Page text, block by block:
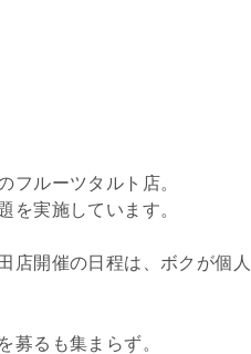
フルーツタルト店。
を実施しています。
店開催の日程は、ボクが個
募るも集まらず。